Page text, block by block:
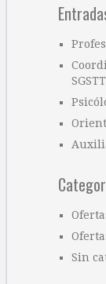
SGSTT
Sin